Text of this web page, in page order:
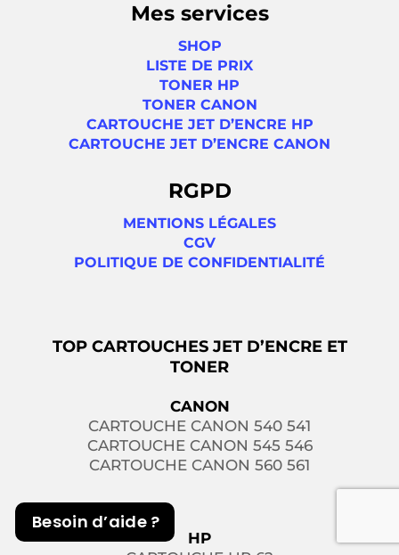
Mes services
SHOP
LISTE DE PRIX
TONER HP
TONER CANON
CARTOUCHE JET D’ENCRE HP
CARTOUCHE JET D’ENCRE CANON
RGPD
MENTIONS LÉGALES
CGV
POLITIQUE DE CONFIDENTIALITÉ
TOP CARTOUCHES JET D’ENCRE ET
TONER
CANON
CARTOUCHE CANON 540 541
CARTOUCHE CANON 545 546
CARTOUCHE CANON 560 561
HP
Besoin d’aide ?